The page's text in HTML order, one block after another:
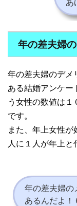
あ
年の差夫婦
年の差夫婦のデメ
ある結婚アンケー
う女性の数値は１
です。
また、年上女性が
人に１人が年上と
年の差夫婦の
あるんだよ！